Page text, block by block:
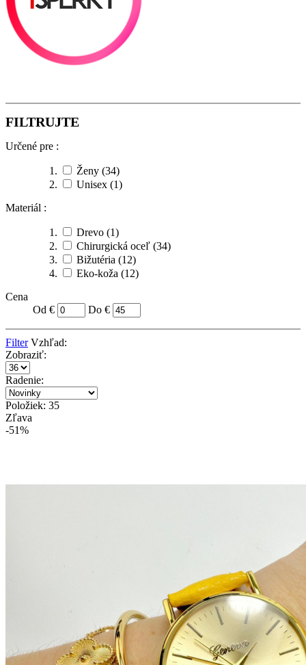
FILTRUJTE
Určené pre :
Ženy (34)
Unisex (1)
Materiál :
Drevo (1)
Chirurgická oceľ (34)
Bižutéria (12)
Eko-koža (12)
Cena
Od €
Do €
Filter Vzhľad:
Zobraziť:
Radenie:
Položiek: 35
Zľava
-51%